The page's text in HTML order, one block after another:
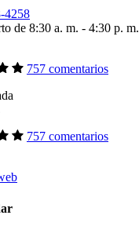
4258
de 8:30 a. m. - 4:30 p. m.
757 comentarios
757 comentarios